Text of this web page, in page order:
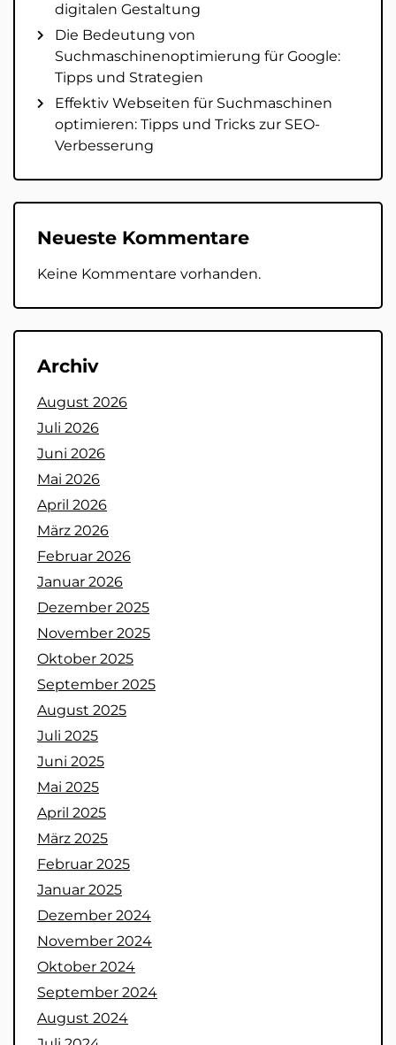
digitalen Gestaltung
Die Bedeutung von
Suchmaschinenoptimierung für Google:
Tipps und Strategien
Effektiv Webseiten für Suchmaschinen
optimieren: Tipps und Tricks zur SEO-
Verbesserung
Neueste Kommentare
Keine Kommentare vorhanden.
Archiv
August 2026
Juli 2026
Juni 2026
Mai 2026
April 2026
März 2026
Februar 2026
Januar 2026
Dezember 2025
November 2025
Oktober 2025
September 2025
August 2025
Juli 2025
Juni 2025
Mai 2025
April 2025
März 2025
Februar 2025
Januar 2025
Dezember 2024
November 2024
Oktober 2024
September 2024
August 2024